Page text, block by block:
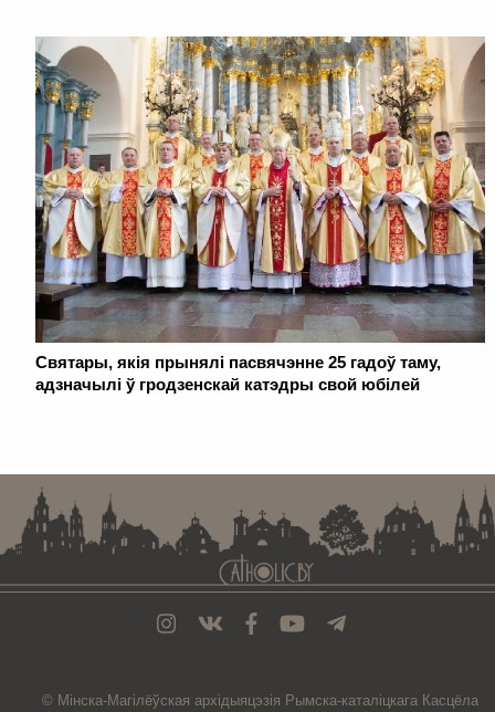
Святары, якія прынялі пасвячэнне 25 гадоў таму,
адзначылі ў гродзенскай катэдры свой юбілей
© Мiнска-Магiлёўская архiдыяцэзiя Рымска-каталіцкага Касцёла